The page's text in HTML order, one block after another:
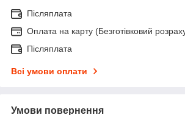
Післяплата
Оплата на карту (Безготівковий
Післяплата
Всі умови оплати
Умови повернення